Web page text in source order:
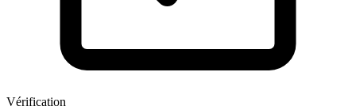
Vérification